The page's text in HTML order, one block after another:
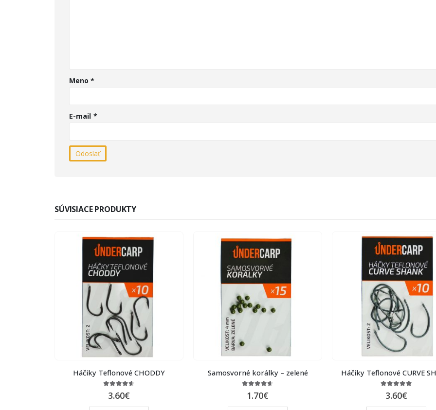
Meno*
E-mail *
SÚVISIACE PRODUKTY
Háčiky Teflonové CHODDY
4.60 out of 5
3.60€
Samosvorné korálky – zelené
4.57 out of 5
1.70€
Háčiky Teflonové CURVE
4.88 out of 5
3.60€